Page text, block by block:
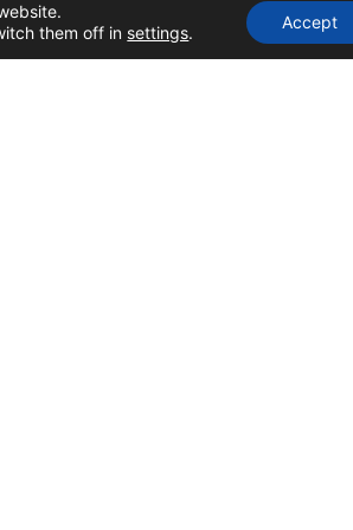
them off in settings.
Accept